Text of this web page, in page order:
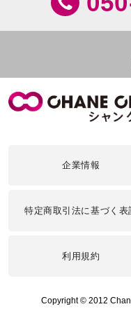
企業情報
特定商取引法に基づく表
利用規約
Copyright © 2012